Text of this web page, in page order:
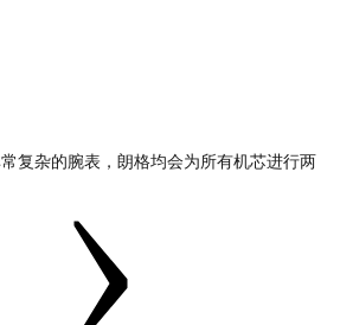
复杂的腕表，朗格均会为所有机芯进行两